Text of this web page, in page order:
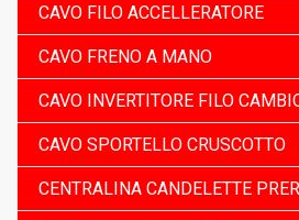
CAVO FILO ACCELLERATORE
CAVO FRENO A MANO
CAVO INVERTITORE FILO
CAVO SPORTELLO CRUSCOTTO
CENTRALINA CANDELETTE